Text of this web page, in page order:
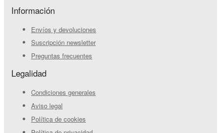
Información
Envíos y devoluciones
Suscripción newsletter
Preguntas frecuentes
Legalidad
Condiciones generales
Aviso legal
Política de cookies